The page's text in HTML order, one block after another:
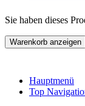
Sie haben dieses
Warenkorb anzeigen
Hauptmenü
Top